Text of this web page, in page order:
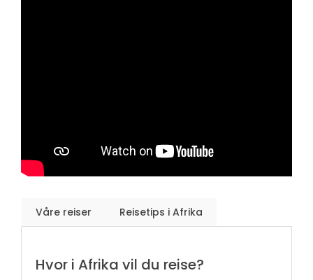
Våre reiser Reisetips i Afrika
Hvor i Afrika vil du reise?